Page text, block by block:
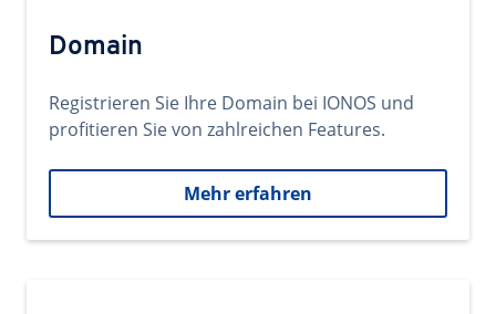
Domain
Registrieren Sie Ihre Domain bei IONOS und
profitieren Sie von zahlreichen Features.
Mehr erfahren